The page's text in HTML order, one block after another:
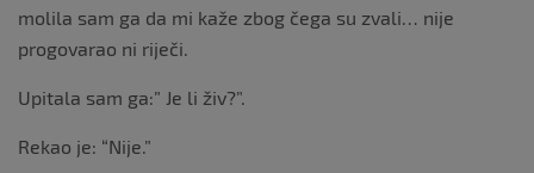
molila sam ga da mi kaže zbog čega su zvali… nije
progovarao ni riječi.
Upitala sam ga:” Je li živ?”.
Rekao je: “Nije.”